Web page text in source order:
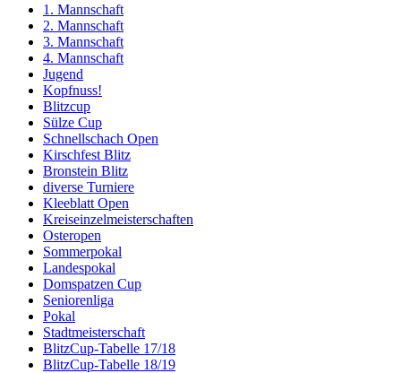
1. Mannschaft
2. Mannschaft
3. Mannschaft
4. Mannschaft
Jugend
Kopfnuss!
Blitzcup
Sülze Cup
Schnellschach Open
Kirschfest Blitz
Bronstein Blitz
diverse Turniere
Kleeblatt Open
Kreiseinzelmeisterschaften
Osteropen
Sommerpokal
Landespokal
Domspatzen Cup
Seniorenliga
Pokal
Stadtmeisterschaft
BlitzCup-Tabelle 17/18
BlitzCup-Tabelle 18/19